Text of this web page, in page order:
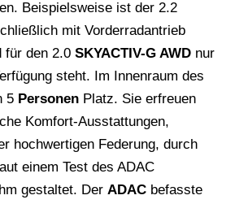
Beispielsweise ist der 2.2
mit Vorderradantrieb
für den 2.0 SKYACTIV-G AWD nur
steht. Im Innenraum des
5 Personen Platz. Sie erfreuen
Komfort-Ausstattungen,
hochwertigen Federung, durch
einem Test des ADAC
gestaltet. Der ADAC befasste